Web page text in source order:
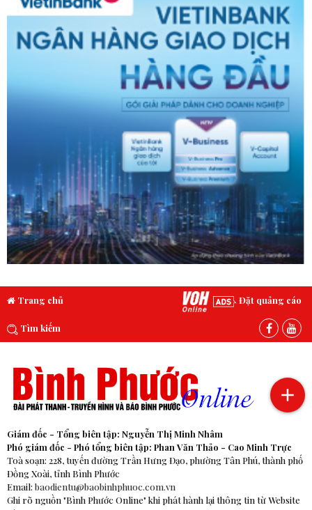
Trang chủ Đặt quảng cáo
Tìm kiếm
Giám đốc - Tổng biên tập: Nguyễn Thị Minh Nhâm
Phó giám đốc - Phó tổng biên tập: Phan Văn Thảo - Cao Minh Trực
Toà soạn: 228, tuyến đường Trần Hưng Đạo, phường Tân Phú, thành phố
Đồng Xoài, tỉnh Bình Phước
Email: baodientu@baobinhphuoc.com.vn
Ghi rõ nguồn "Bình Phước Online" khi phát hành lại thông tin từ Website